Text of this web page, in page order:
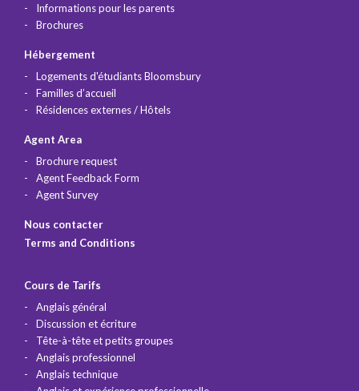
Informations pour les parents
Brochures
Hébergement
Logements d'étudiants Bloomsbury
Familles d’accueil
Résidences externes / Hôtels
Agent Area
Brochure request
Agent Feedback Form
Agent Survey
Nous contacter
Terms and Conditions
Cours de Tarifs
Anglais général
Discussion et écriture
Tête-à-tête et petits groupes
Anglais professionnel
Anglais technique